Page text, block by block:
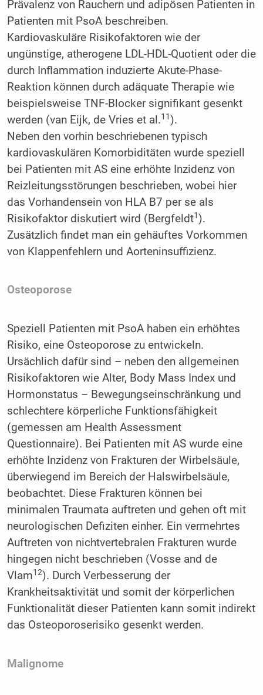
Prävalenz von Rauchern und adipösen Patienten in
Patienten mit PsoA beschreiben.
Kardiovaskuläre Risikofaktoren wie der
ungünstige, atherogene LDL-HDL-Quotient oder die
durch Inflammation induzierte Akute-Phase-
Reaktion können durch adäquate Therapie wie
beispielsweise TNF-Blocker signifikant gesenkt
werden (van Eijk, de Vries et al.11).
Neben den vorhin beschriebenen typisch
kardiovaskulären Komorbiditäten wurde speziell
bei Patienten mit AS eine erhöhte Inzidenz von
Reizleitungsstörungen beschrieben, wobei hier
das Vorhandensein von HLA B7 per se als
Risikofaktor diskutiert wird (Bergfeldt1).
Zusätzlich findet man ein gehäuftes Vorkommen
von Klappenfehlern und Aorteninsuffizienz.
Osteoporose
Speziell Patienten mit PsoA haben ein erhöhtes
Risiko, eine Osteoporose zu entwickeln.
Ursächlich dafür sind – neben den allgemeinen
Risikofaktoren wie Alter, Body Mass Index und
Hormonstatus – Bewegungseinschränkung und
schlechtere körperliche Funktionsfähigkeit
(gemessen am Health Assessment
Questionnaire). Bei Patienten mit AS wurde eine
erhöhte Inzidenz von Frakturen der Wirbelsäule,
überwiegend im Bereich der Halswirbelsäule,
beobachtet. Diese Frakturen können bei
minimalen Traumata auftreten und gehen oft mit
neurologischen Defiziten einher. Ein vermehrtes
Auftreten von nichtvertebralen Frakturen wurde
hingegen nicht beschrieben (Vosse and de
Vlam12). Durch Verbesserung der
Krankheitsaktivität und somit der körperlichen
Funktionalität dieser Patienten kann somit indirekt
das Osteoporoserisiko gesenkt werden.
Malignome